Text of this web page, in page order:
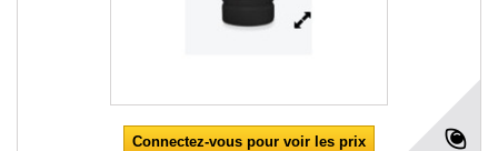
Connectez-vous pour voir les prix